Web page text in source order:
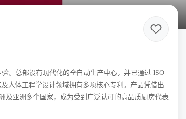
。总部设有现代化的全自动生产中心，并已通过 ISO
人体工程学设计领域拥有多项核心专利。产品凭借出
及亚洲多个国家，成为受到广泛认可的高品质厨房代表